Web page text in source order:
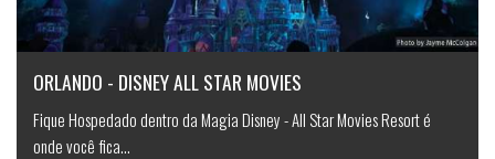
ORLANDO - DISNEY ALL STAR MOVIES
Fique Hospedado dentro da Magia Disney - All Star Movies Resort é
onde você fica...